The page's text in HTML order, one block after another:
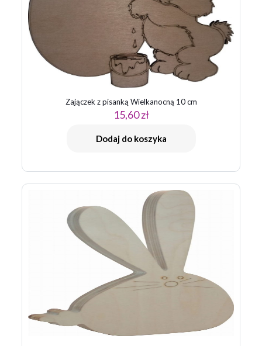
Zajączek z pisanką Wielkanocną 10 cm
15,60zł
Dodaj do koszyka